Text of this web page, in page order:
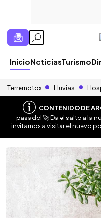
InicioNoticiasTurismo
Terremotos Lluvias
CONTENIDO DE
pasado! 🚀 Da el salto a la
invitamos a visitar el nuevo